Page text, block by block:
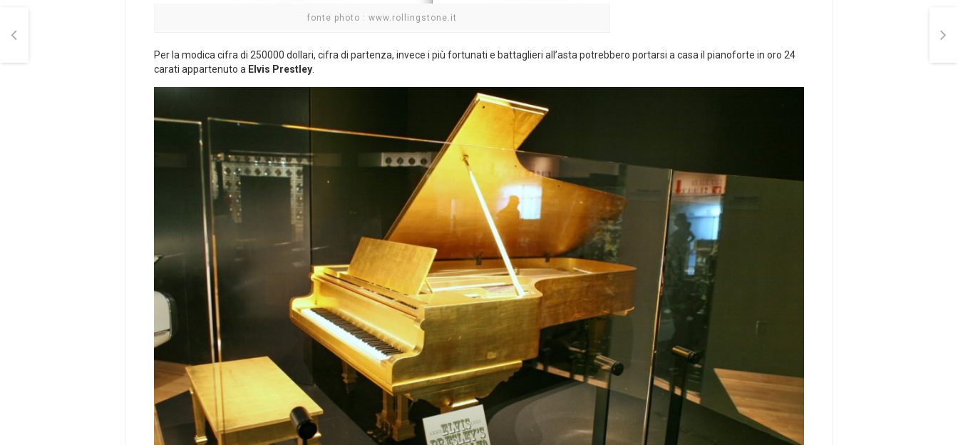
fonte photo : www.rollingstone.it
Per la modica cifra di 250000 dollari, cifra di partenza, invece i più fortunati e battaglieri all’asta potrebbero portarsi a casa il pianoforte in oro 24
carati appartenuto a Elvis Prestley